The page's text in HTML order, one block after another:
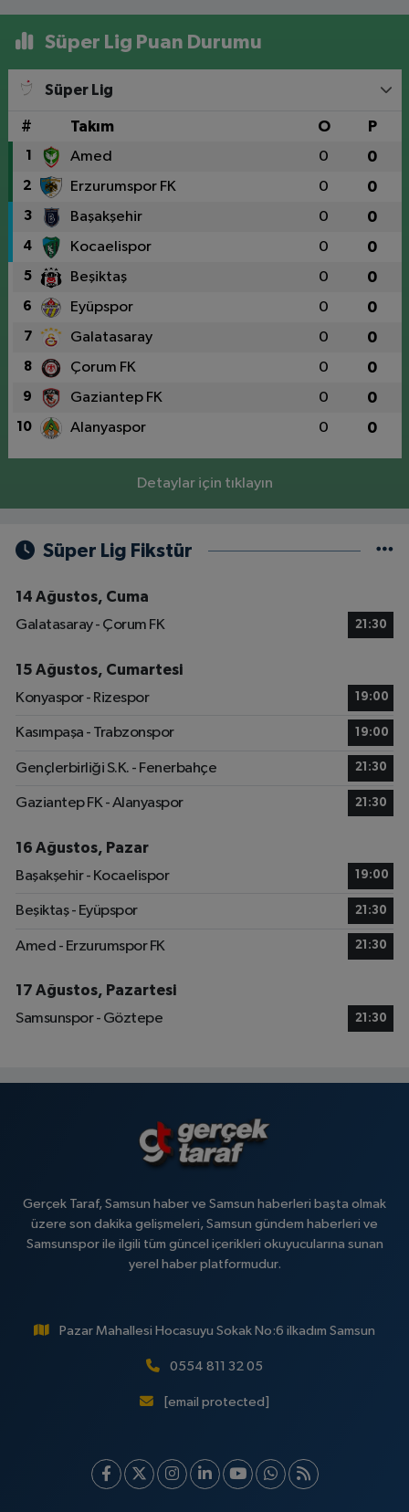
Süper Lig Puan Durumu
Süper Lig
# Takım O P
1 Amed 0 0
2 Erzurumspor FK 0 0
3 Başakşehir 0 0
4 Kocaelispor 0 0
5 Beşiktaş 0 0
6 Eyüpspor 0 0
7 Galatasaray 0 0
8 Çorum FK 0 0
9 Gaziantep FK 0 0
10 Alanyaspor 0 0
Detaylar için tıklayın
Süper Lig Fikstür
14 Ağustos, Cuma
Galatasaray - Çorum FK
21:30
15 Ağustos, Cumartesi
Konyaspor - Rizespor
19:00
Kasımpaşa - Trabzonspor 19:00
Gençlerbirliği S.K. - Fenerbahçe 21:30
Gaziantep FK - Alanyaspor 21:30
16 Ağustos, Pazar
Başakşehir - Kocaelispor
19:00
Beşiktaş - Eyüpspor 21:30
Amed - Erzurumspor FK 21:30
17 Ağustos, Pazartesi
Samsunspor - Göztepe
21:30
Gerçek Taraf, Samsun haber ve Samsun haberleri başta olmak
üzere son dakika gelişmeleri, Samsun gündem haberleri ve
Samsunspor ile ilgili tüm güncel içerikleri okuyucularına sunan
yerel haber platformudur.
Pazar Mahallesi Hocasuyu Sokak No:6 ilkadım Samsun
0554 811 32 05
[email protected]